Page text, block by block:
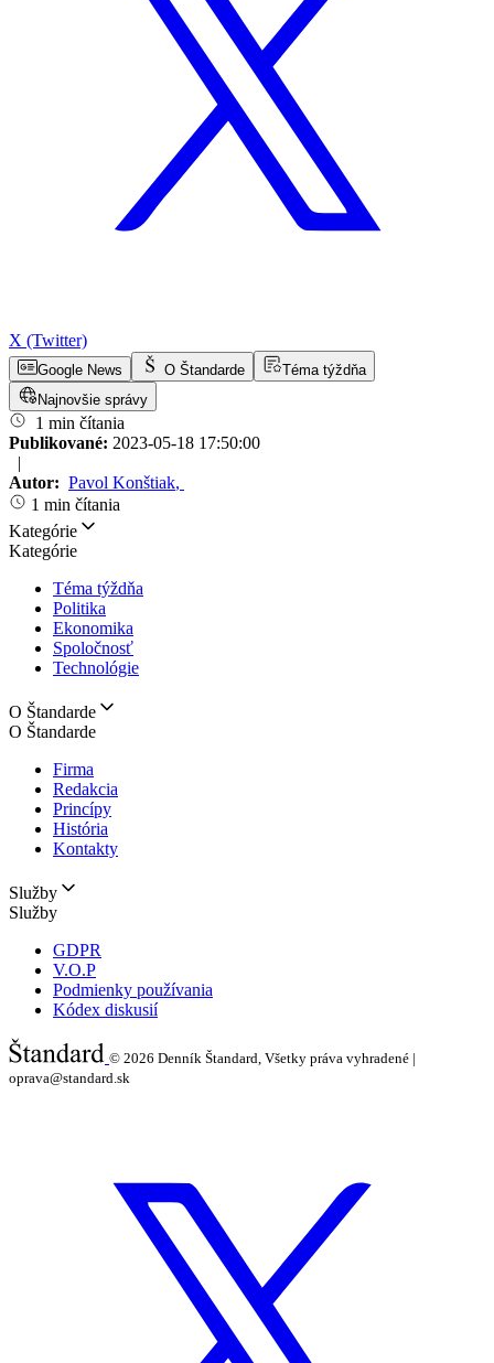
X (Twitter)
Google News O Štandarde
Téma týždňa
Najnovšie správy
1 min čítania
Publikované: 2023-05-18 17:50:00
|
Autor: Pavol Konštiak,
1 min čítania
Kategórie
Kategórie
Téma týždňa
Politika
Ekonomika
Spoločnosť
Technológie
O Štandarde
O Štandarde
Firma
Redakcia
Princípy
História
Kontakty
Služby
Služby
GDPR
V.O.P
Podmienky používania
Kódex diskusií
© 2026 Denník Štandard, Všetky práva vyhradené |
oprava@standard.sk